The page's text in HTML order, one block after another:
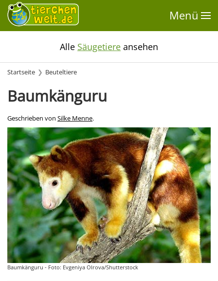
Menü
Alle Säugetiere ansehen
Startseite Beuteltiere
Baumkänguru
Geschrieben von Silke Menne.
Baumkänguru - Foto: Evgeniya Olrova/Shutterstock